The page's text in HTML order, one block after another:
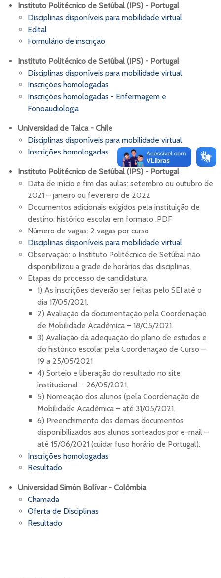
Instituto Politécnico de Setúbal (IPS) - Portugal
Disciplinas disponíveis para mobilidade virtual
Edital
Formulário de inscrição
Instituto Politécnico de Setúbal (IPS) - Portugal
Disciplinas disponíveis para mobilidade virtual
Inscrições homologadas
Inscrições homologadas - Enfermagem e
Fonoaudiologia
Universidad de Talca - Chile
Disciplinas disponíveis para mobilidade virtual
Inscrições homologadas
Instituto Politécnico de Setúbal (IPS) - Portugal
Data de início e fim das aulas: setembro ou outubro de
2021 – janeiro ou fevereiro de 2022
Documentos adicionais exigidos pela instituição de
destino: histórico escolar em formato .PDF
Número de vagas: 2 vagas por curso
Disciplinas disponíveis para mobilidade virtual
Observação: o Instituto Politécnico de Setúbal não
disponibilizou a grade de horários das disciplinas.
Etapas do processo de candidatura:
1) As inscrições deverão ser feitas pelo SEI até o
dia 17/05/2021.
2) Avaliação da documentação pela Coordenação
de Mobilidade Acadêmica – 18/05/2021.
3) Avaliação da adequação do plano de estudos e
do histórico escolar pela Coordenação de Curso –
19 a 25/05/2021
4) Sorteio e liberação do resultado no site
institucional – 26/05/2021.
5) Nomeação dos alunos (pela Coordenação de
Mobilidade Acadêmica – até 31/05/2021.
6) Preenchimento dos demais documentos
disponibilizados aos alunos sorteados por e-mail –
até 15/06/2021 (cuidar fuso horário de Portugal).
Inscrições homologadas
Resultado
Universidad Simón Bolívar - Colômbia
Chamada
Oferta de Disciplinas
Resultado